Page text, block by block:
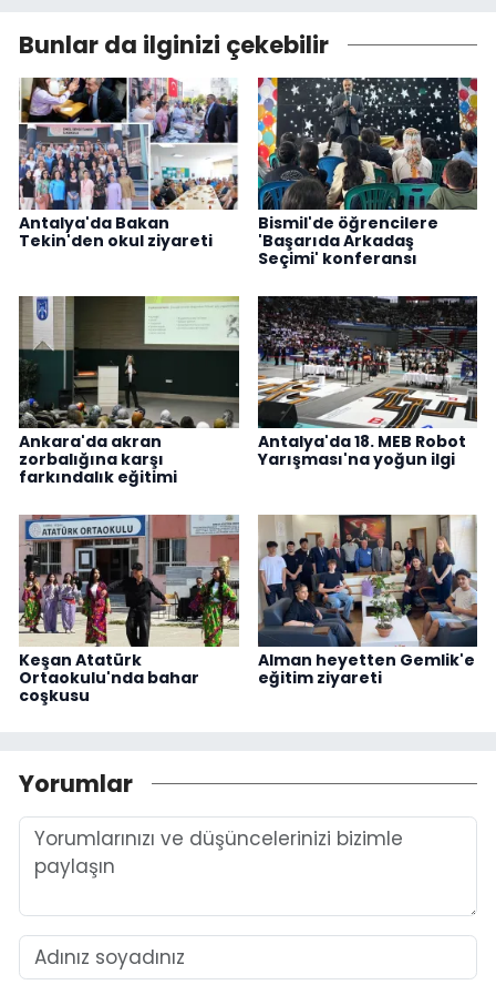
Bunlar da ilginizi çekebilir
Antalya'da Bakan
Tekin'den okul ziyareti
Bismil'de öğrencilere
'Başarıda Arkadaş
Seçimi' konferansı
Ankara'da akran
zorbalığına karşı
farkındalık eğitimi
Antalya'da 18. MEB Robot
Yarışması'na yoğun ilgi
Keşan Atatürk
Ortaokulu'nda bahar
coşkusu
Alman heyetten Gemlik'e
eğitim ziyareti
Yorumlar